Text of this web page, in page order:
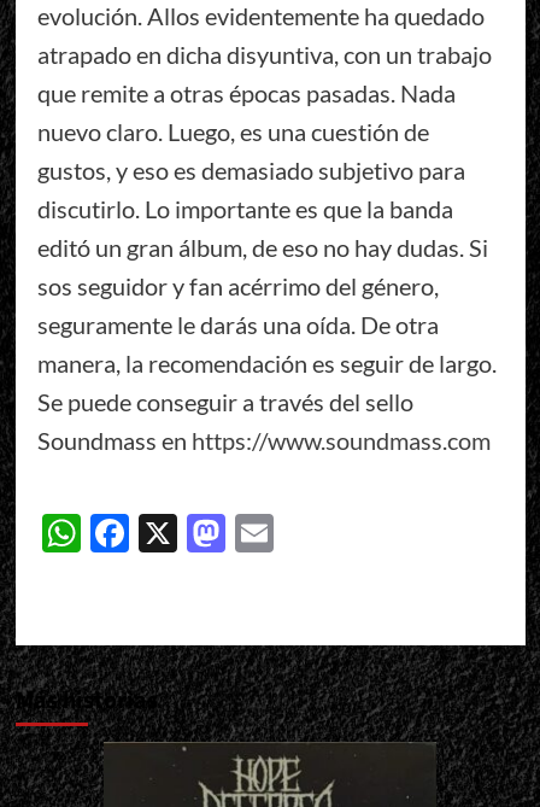
evolución. Allos evidentemente ha quedado
atrapado en dicha disyuntiva, con un trabajo
que remite a otras épocas pasadas. Nada
nuevo claro. Luego, es una cuestión de
gustos, y eso es demasiado subjetivo para
discutirlo. Lo importante es que la banda
editó un gran álbum, de eso no hay dudas. Si
sos seguidor y fan acérrimo del género,
seguramente le darás una oída. De otra
manera, la recomendación es seguir de largo.
Se puede conseguir a través del sello
Soundmass en https://www.soundmass.com
WhatsApp
Facebook
X Mastodon
Email
Más historias